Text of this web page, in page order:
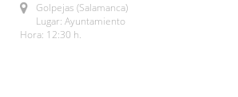
Golpejas (Salamanca)
Lugar: Ayuntamiento
Hora: 12:30 h.